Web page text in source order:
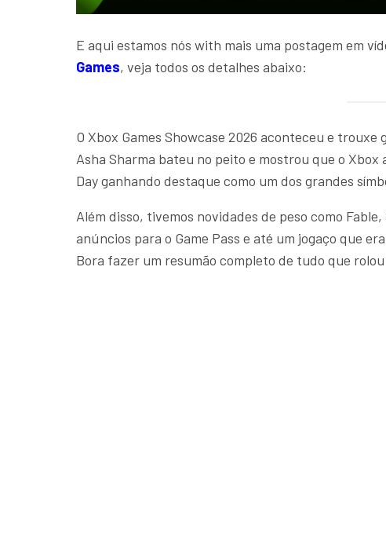
E aqui estamos nós with mais uma postagem em
Games, veja todos os detalhes abaixo:
O Xbox Games Showcase 2026 aconteceu e
Asha Sharma bateu no peito e mostrou que o
Day ganhando destaque como um dos grandes
Além disso, tivemos novidades de peso como
anúncios para o Game Pass e até um jogaço que
Bora fazer um resumão completo de tudo que